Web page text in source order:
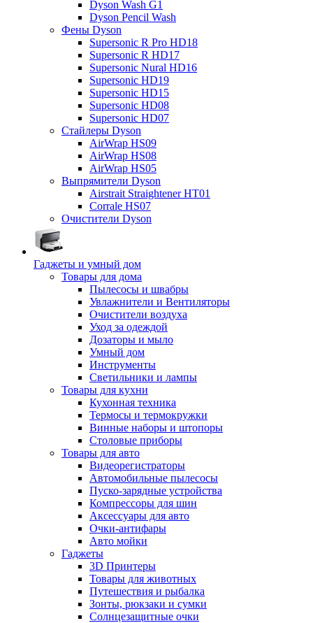
Dyson Wash G1
Dyson Pencil Wash
Фены Dyson
Supersonic R Pro HD18
Supersonic R HD17
Supersonic Nural HD16
Supersonic HD19
Supersonic HD15
Supersonic HD08
Supersonic HD07
Стайлеры Dyson
AirWrap HS09
AirWrap HS08
AirWrap HS05
Выпрямители Dyson
Airstrait Straightener HT01
Corrale HS07
Очистители Dyson
Гаджеты и умный дом
Товары для дома
Пылесосы и швабры
Увлажнители и Вентиляторы
Очистители воздуха
Уход за одеждой
Дозаторы и мыло
Умный дом
Инструменты
Светильники и лампы
Товары для кухни
Кухонная техника
Термосы и термокружки
Винные наборы и штопоры
Столовые приборы
Товары для авто
Видеорегистраторы
Автомобильные пылесосы
Пуско-зарядные устройства
Компрессоры для шин
Аксессуары для авто
Очки-антифары
Авто мойки
Гаджеты
3D Принтеры
Товары для животных
Путешествия и рыбалка
Зонты, рюкзаки и сумки
Солнцезащитные очки